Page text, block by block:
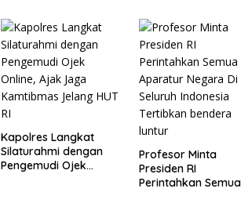
Miliar
Kapolres Langkat
Silaturahmi dengan
Pengemudi Ojek
Profesor Minta
Presiden RI
Perintahkan Semua